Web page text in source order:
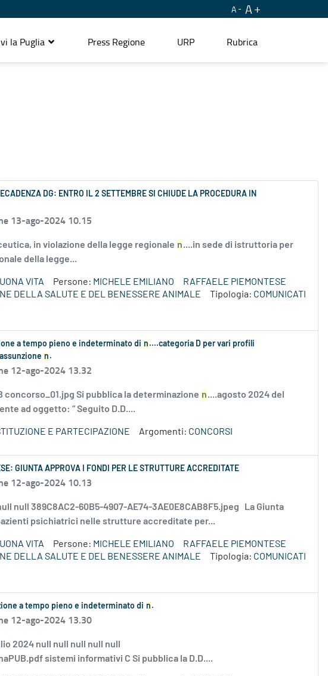
A A
la Puglia Press Regione URP Rubrica
DG: ENTRO IL 2 SETTEMBRE SI CHIUDE LA PROCEDURA IN
13-ago-2024 10.15
in violazione della legge regionale n....in sede di istruttoria per
della legge...
VITA Persone: MICHELE EMILIANO
RAFFAELE PIEMONTESE
DELLA SALUTE E DEL BENESSERE ANIMALE Tipologia: COMUNICATI
a tempo pieno e indeterminato di n ....categoria D per vari profili
n .
12-ago-2024 13.32
concorso_01.jpg Si pubblica la determinazione n....agosto 2024 del
ad oggetto: “ Seguito D.D....
E PARTECIPAZIONE Argomenti: CONCORSI
GIUNTA APPROVA I FONDI PER LE STRUTTURE ACCREDITATE
12-ago-2024 10.13
null 389C8AC2-60B5-4907-AE74-3AE0E8CAB8F5.jpeg La Giunta
psichiatrici nelle strutture accreditate per...
VITA Persone: MICHELE EMILIANO
RAFFAELE PIEMONTESE
DELLA SALUTE E DEL BENESSERE ANIMALE Tipologia: COMUNICATI
a tempo pieno e indeterminato di n .
12-ago-2024 13.30
2024 null null null null null
sistemi informativi C Si pubblica la D.D....